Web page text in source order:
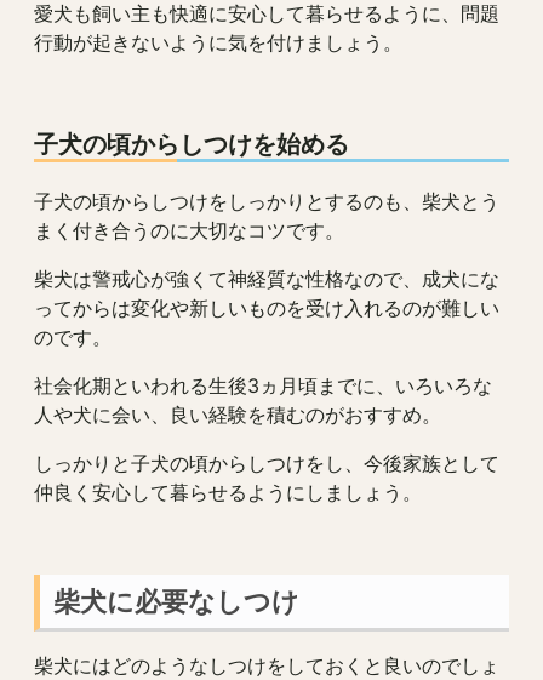
愛犬も飼い主も快適に安心して暮らせるように、問題
行動が起きないように気を付けましょう。
子犬の頃からしつけを始める
子犬の頃からしつけをしっかりとするのも、柴犬とう
まく付き合うのに大切なコツです。
柴犬は警戒心が強くて神経質な性格なので、成犬にな
ってからは変化や新しいものを受け入れるのが難しい
のです。
社会化期といわれる生後3ヵ月頃までに、いろいろな
人や犬に会い、良い経験を積むのがおすすめ。
しっかりと子犬の頃からしつけをし、今後家族として
仲良く安心して暮らせるようにしましょう。
柴犬に必要なしつけ
柴犬にはどのようなしつけをしておくと良いのでしょ